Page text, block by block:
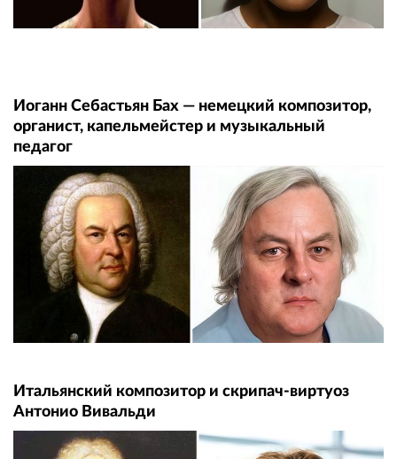
Иоганн Себастьян Бах — немецкий композитор,
органист, капельмейстер и музыкальный
педагог
Итальянский композитор и скрипач-виртуоз
Антонио Вивальди